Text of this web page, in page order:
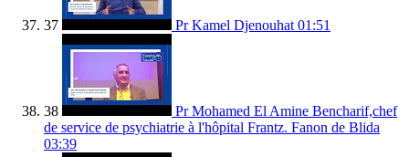
37 Pr Kamel Djenouhat 01:51
38
Pr Mohamed El Amine Bencharif,chef
de service de psychiatrie à l'hôpital Frantz. Fanon de Blida
03:39